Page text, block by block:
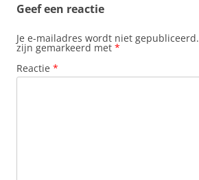
Geef een reactie
Je e-mailadres wordt niet gepubliceerd.
zijn gemarkeerd met *
Reactie *